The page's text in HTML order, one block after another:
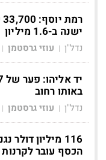
ישנה ב-1.6 מיליון
נדל"ן | עוזי גרסטמן |
באותו רחוב
נדל"ן | עוזי גרסטמן |
116 מיליון
הכסף עובר